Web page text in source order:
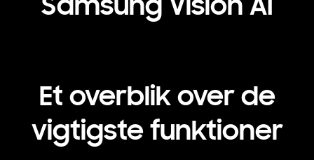
Et overblik over de
vigtigste funktioner